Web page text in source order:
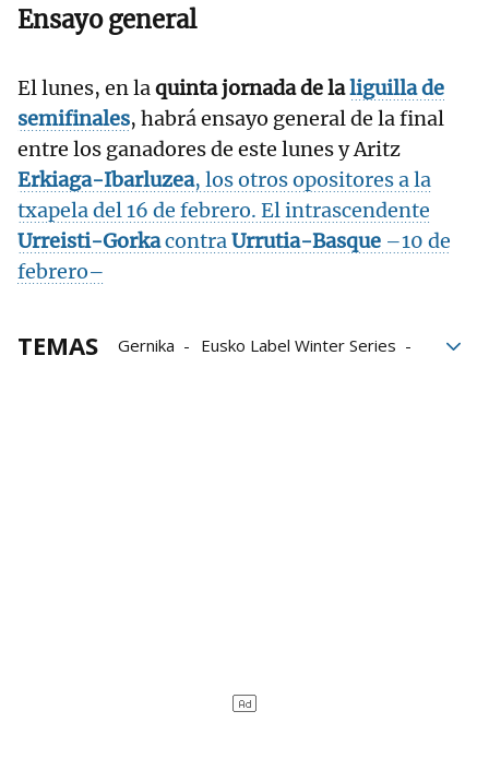
Ensayo general
El lunes, en laquinta jornada de laliguilla de
semifinales, habrá ensayo general de la final
entre los ganadores de este lunes y Aritz
Erkiaga-Ibarluzea, los otros opositores a la
txapela del 16 de febrero. El intrascendente
Urreisti-GorkacontraUrrutia-Basque –10 de
febrero–
TEMAS Gernika
Eusko Label Winter Series